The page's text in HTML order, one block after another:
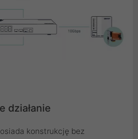
działanie
konstrukcję bez